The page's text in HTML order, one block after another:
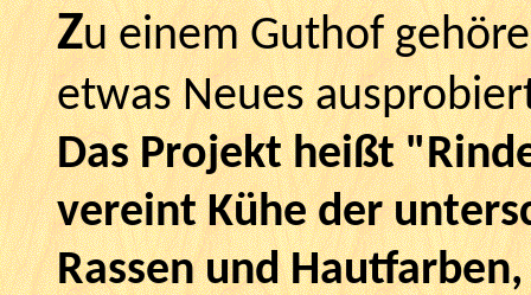
Zu einem Guthof
etwas Neues
Das Projekt heißt
vereint Kühe der
Rassen und